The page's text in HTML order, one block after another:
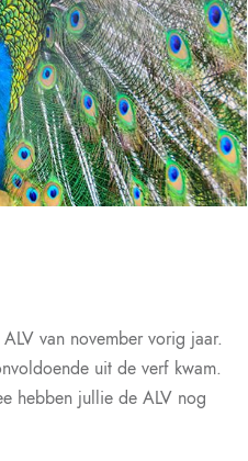
van november vorig jaar.
uit de verf kwam.
hebben jullie de ALV nog